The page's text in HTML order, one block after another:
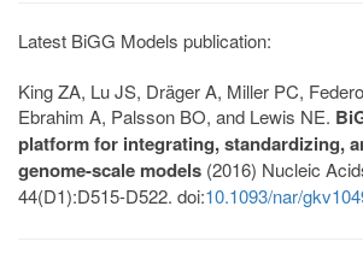
Latest BiGG Models publication:
King ZA, Lu JS, Dräger A, Miller PC,
Ebrahim A, Palsson BO, and Lewis NE.
platform for integrating, standardizing,
genome-scale models (2016) Nucleic
44(D1):D515-D522. doi:10.1093/nar/